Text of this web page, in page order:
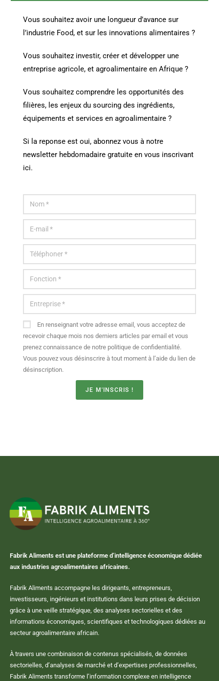
Vous souhaitez avoir une longueur d’avance sur
l’industrie Food, et sur les innovations alimentaires ?
Vous souhaitez investir, créer et développer une
entreprise agricole, et agroalimentaire en Afrique ?
Vous souhaitez comprendre les opportunités des
filières, les enjeux du sourcing des ingrédients,
équipements et services en agroalimentaire ?
Si la reponse est oui, abonnez vous à notre
newsletter hebdomadaire gratuite en vous inscrivant
ici.
En renseignant votre adresse email, vous acceptez de
recevoir chaque mois nos derniers articles par email et vous
prenez connaissance de notre politique de confidentialité.
Vous pouvez vous désinscrire à tout moment à l’aide du lien de
désinscription.
JE M'INSCRIS !
Fabrik Aliments est une plateforme d’intelligence économique dédiée
aux industries agroalimentaires africaines.
Fabrik Aliments accompagne les dirigeants, entrepreneurs,
investisseurs, ingénieurs et institutions dans leurs prises de décision
grâce à une veille stratégique, des analyses sectorielles et des
informations économiques, scientifiques et technologiques dédiées au
secteur agroalimentaire africain.
À travers une combinaison de contenus spécialisés, de données
sectorielles, d’analyses de marché et d’expertises professionnelles,
Fabrik Aliments transforme l’information complexe en intelligence